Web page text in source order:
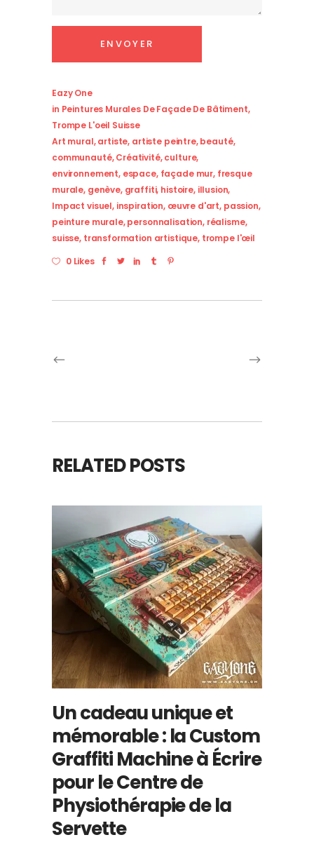
Eazy One
in Peintures Murales De Façade De Bâtiment,
Trompe L'oeil Suisse
Art mural,artiste, artiste peintre,beauté,
communauté,Créativité,culture,
environnement, espace, façade mur, fresque
murale, genève, graffiti, histoire, illusion,
Impact visuel, inspiration, œuvre d'art, passion,
peinture murale,personnalisation, réalisme,
suisse, transformation artistique, trompe l'œil
0 Likes
RELATED POSTS
Un cadeau unique et
mémorable : la Custom
Graffiti Machine à Écrire
pour le Centre de
Physiothérapie de la
Servette